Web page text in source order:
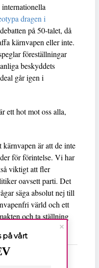
dragen i
på 50-talet, då
kärnvapen eller inte.
föreställningar
beskyddets
går igen i
ett hot mot oss alla,
är att de inte
för förintelse. Vi har
viktigt att fler
oavsett parti. Det
säga absolut nej till
värld och ett
och ta ställning
fortsätter.
på vårt